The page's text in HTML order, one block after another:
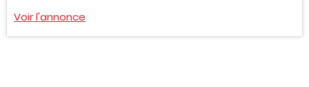
Voir l'annonce